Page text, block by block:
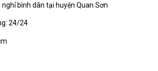
nghỉ bình dân tại huyện Quan Sơn
24/24